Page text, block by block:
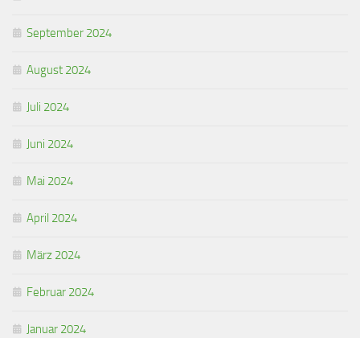
September 2024
August 2024
Juli 2024
Juni 2024
Mai 2024
April 2024
März 2024
Februar 2024
Januar 2024